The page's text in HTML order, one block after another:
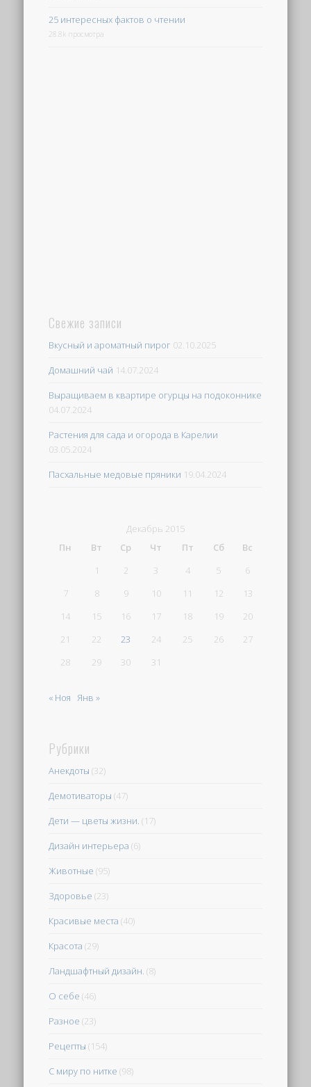
25 интересных фактов о чтении
28.8k просмотра
Свежие записи
Вкусный и ароматный пирог 02.10.2025
Домашний чай 14.07.2024
Выращиваем в квартире огурцы на подоконнике
04.07.2024
Растения для сада и огорода в Карелии
03.05.2024
Пасхальные медовые пряники 19.04.2024
Декабрь 2015
Пн
Вт Ср Чт Пт Сб
Вс
1
2 3 4 5
6
7
8 9 10 11 12
13
14
15 16 17 18 19
20
21
22 23 24 25 26
27
28
29 30 31
« Ноя Янв »
Рубрики
Анекдоты (32)
Демотиваторы (47)
Дети — цветы жизни. (17)
Дизайн интерьера (6)
Животные (95)
Здоровье (23)
Красивые места (40)
Красота (29)
Ландшафтный дизайн. (8)
О себе (46)
Разное (23)
Рецепты (154)
С миру по нитке (98)